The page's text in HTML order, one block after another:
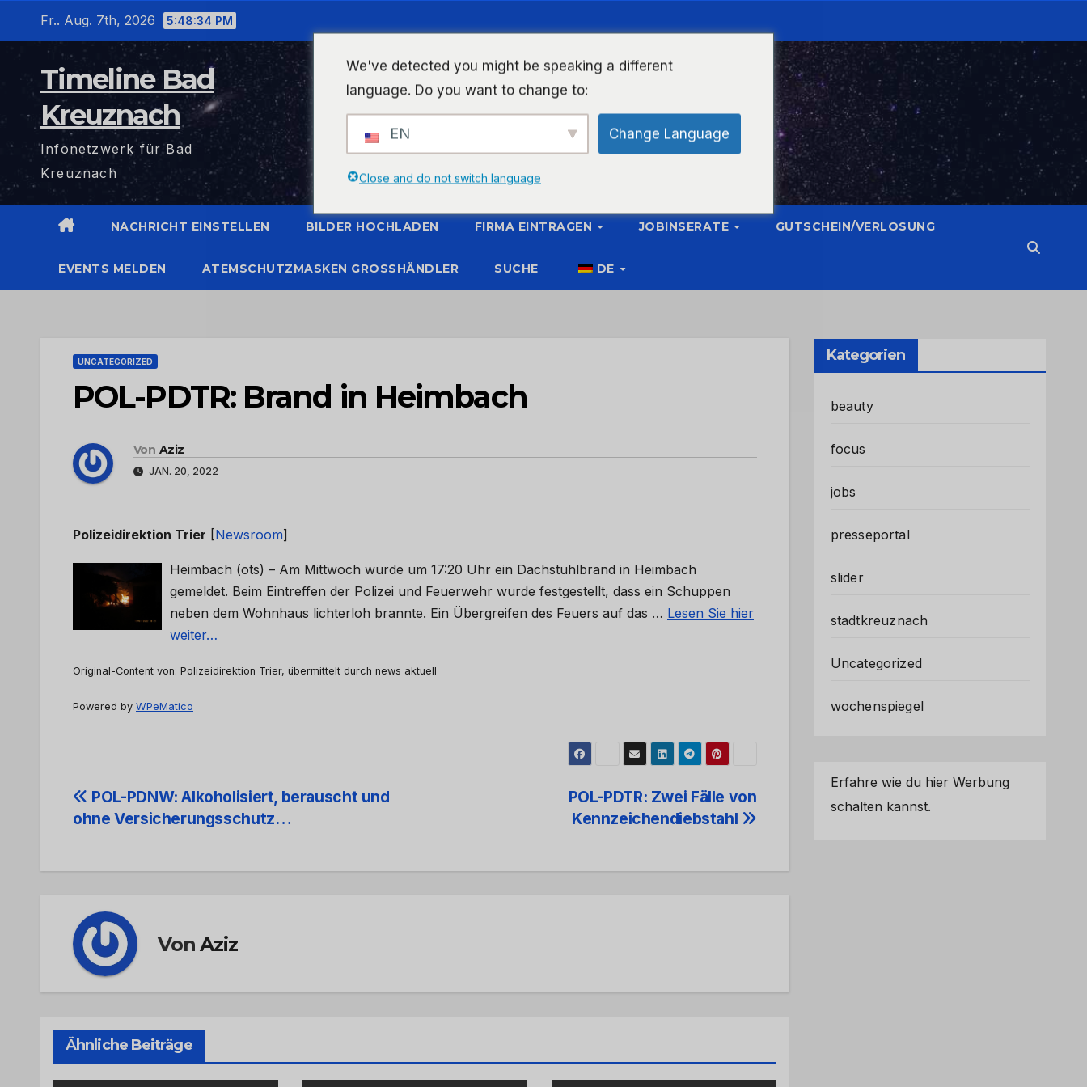
Fr.. Aug. 7th, 2026 5:48:35 PM
Timeline Bad
Kreuznach
Infonetzwerk für Bad
Kreuznach
NACHRICHT EINSTELLEN BILDER HOCHLADEN FIRMA EINTRAGEN JOBINSERATE GUTSCHEIN/VERLOSUNG
EVENTS MELDEN ATEMSCHUTZMASKEN GROSSHÄNDLER SUCHE DE
UNCATEGORIZED
POL-PDTR: Brand in Heimbach
Von Aziz
JAN. 20, 2022
Polizeidirektion Trier [Newsroom]
Heimbach (ots) – Am Mittwoch wurde um 17:20 Uhr ein Dachstuhlbrand in Heimbach
gemeldet. Beim Eintreffen der Polizei und Feuerwehr wurde festgestellt, dass ein Schuppen
neben dem Wohnhaus lichterloh brannte. Ein Übergreifen des Feuers auf das … Lesen Sie hier
weiter…
Original-Content von: Polizeidirektion Trier, übermittelt durch news aktuell
Powered by WPeMatico
Beitrags-
POL-PDTR: Zwei Fälle von
Kennzeichendiebstahl
POL-PDNW: Alkoholisiert, berauscht und
ohne Versicherungsschutz…
VonAziz
Ähnliche Beiträge
Kategorien
beauty
focus
jobs
presseportal
slider
stadtkreuznach
Uncategorized
wochenspiegel
Erfahre wie du hier Werbung
schalten kannst.
We've detected you might be speaking a different
language. Do you want to change to:
EN Change Language
Close and do not switch language